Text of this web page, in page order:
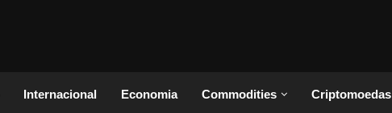
Internacional Economia Commodities Criptomoedas